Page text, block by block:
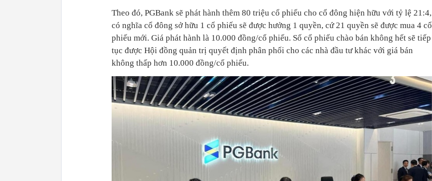
Theo đó, PGBank sẽ phát hành thêm 80 triệu cổ phiếu cho cổ đông hiện hữu với tỷ lệ 21:4,
có nghĩa cổ đông sở hữu 1 cổ phiếu sẽ được hưởng 1 quyền, cứ 21 quyền sẽ được mua 4 cổ
phiếu mới. Giá phát hành là 10.000 đồng/cổ phiếu. Số cổ phiếu chào bán không hết sẽ tiếp
tục được Hội đồng quản trị quyết định phân phối cho các nhà đầu tư khác với giá bán
không thấp hơn 10.000 đồng/cổ phiếu.